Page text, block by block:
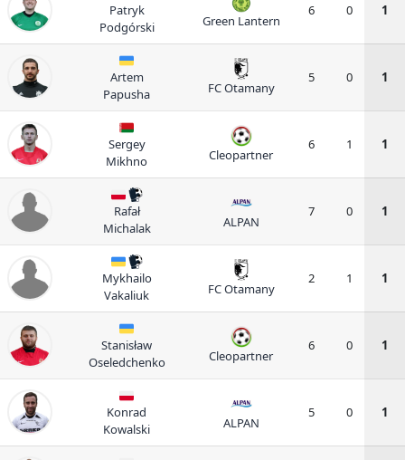
Patryk
Podgórski
Green Lantern
6 0 1
Artem
Papusha
FC Otamany
5 0 1
Sergey
Mikhno
Cleopartner
6 1 1
Rafał
Michalak
ALPAN
7 0 1
Mykhailo
Vakaliuk
FC Otamany
2 1 1
Stanisław
Oseledchenko
Cleopartner
6 0 1
Konrad
Kowalski
ALPAN
5 0 1